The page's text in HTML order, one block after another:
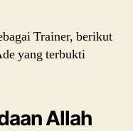
Trainer, berikut
yang terbukti
Allah